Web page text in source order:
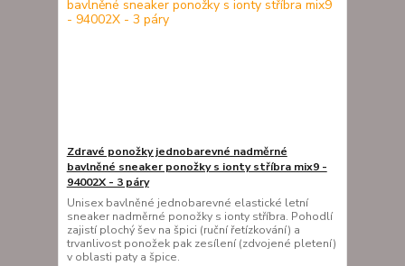
Zdravé ponožky jednobarevné nadměrné
bavlněné sneaker ponožky s ionty stříbra mix9 -
94002X - 3 páry
Unisex bavlněné jednobarevné elastické letní
sneaker nadměrné ponožky s ionty stříbra. Pohodlí
zajistí plochý šev na špici (ruční řetízkování) a
trvanlivost ponožek pak zesílení (zdvojené pletení)
v oblasti paty a špice.